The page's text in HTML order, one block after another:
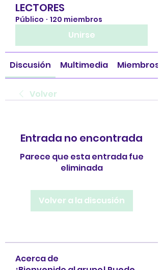
LECTORES
Público · 120 miembros
Unirse
Discusión Multimedia Miembros
Volver
Entrada no encontrada
Parece que esta entrada fue
eliminada
Volver a la discusión
Acerca de